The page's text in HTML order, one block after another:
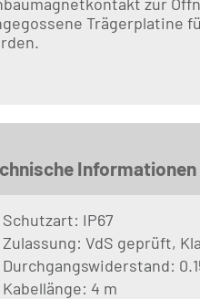
Trägerplatine
Informationen
Schutzart: IP67
Zulassung: VdS geprüft,
Durchgangswiderstand:
Kabellänge: 4 m